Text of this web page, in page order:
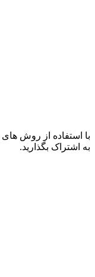
با استفاده از روش
به اشتراک بگذارید.